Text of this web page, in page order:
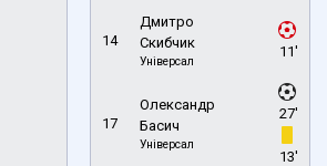
14
Дмитро
Скибчик
Універсал
11'
17
Олександр
Басич
Універсал
27'
13'